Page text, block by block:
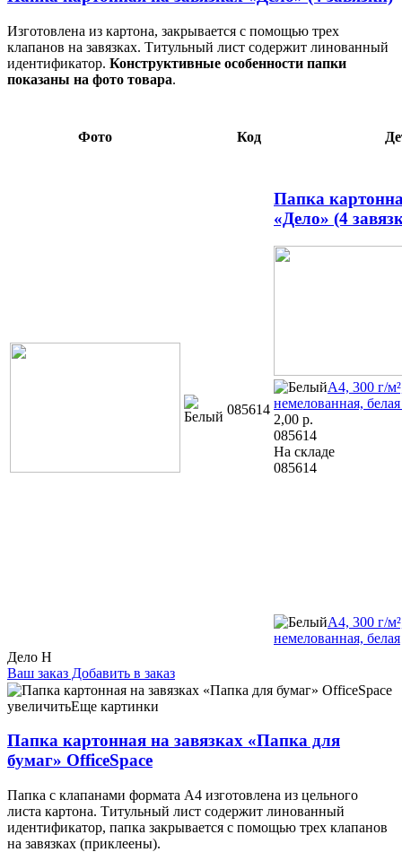
Изготовлена из картона, закрывается с помощью трех
клапанов на завязках. Титульный лист содержит линованный
идентификатор. Конструктивные особенности папки
показаны на фото товара.
Фото Код
085614
Папка
«Дело» (4
А4, 300 г/
немелованная, белая
2,00 р.
085614
На складе
085614
А4, 300 г/
немелованная, белая
Дело Н
Ваш заказ Добавить в заказ
Папка картонная на завязках «Папка для бумаг» OfficeSpace
А4, ширина корешка 20 мм, плотность 380 г/м², мелованная,
г/м², мелованная, белая 2,03 102745
увеличитьЕще картинки
Папка картонная на завязках «Папка для
бумаг» OfficeSpace
Папка с клапанами формата А4 изготовлена из цельного
листа картона. Титульный лист содержит линованный
идентификатор, папка закрывается с помощью трех клапанов
на завязках (приклеены).